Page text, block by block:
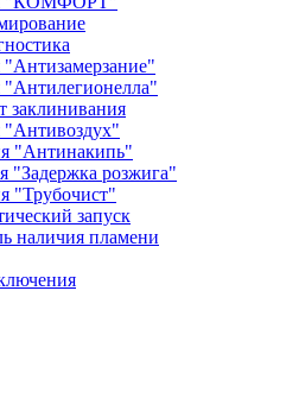
заклинивания
"Антинакипь"
"Задержка розжига"
"Трубочист"
запуск
наличия пламени